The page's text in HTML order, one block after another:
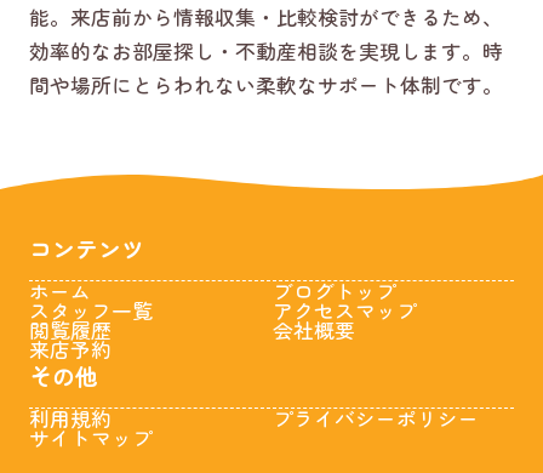
能。来店前から情報収集・比較検討ができるため、
効率的なお部屋探し・不動産相談を実現します。時
間や場所にとらわれない柔軟なサポート体制です。
コンテンツ
ホーム
スタッフ一覧
閲覧履歴
来店予約
ブログトップ
アクセスマップ
会社概要
その他
利用規約
サイトマップ
プライバシーポリシー